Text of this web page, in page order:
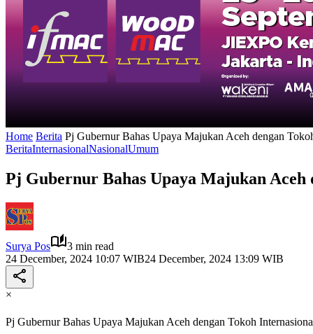
Home Berita Pj Gubernur Bahas Upaya Majukan Aceh dengan
BeritaInternasionalNasionalUmum
Pj Gubernur Bahas Upaya Majukan Aceh
Surya Pos
3 min read
24 December, 2024 10:07 WIB24 December, 2024 13:09 WIB
×
Pj Gubernur Bahas Upaya Majukan Aceh dengan Tokoh